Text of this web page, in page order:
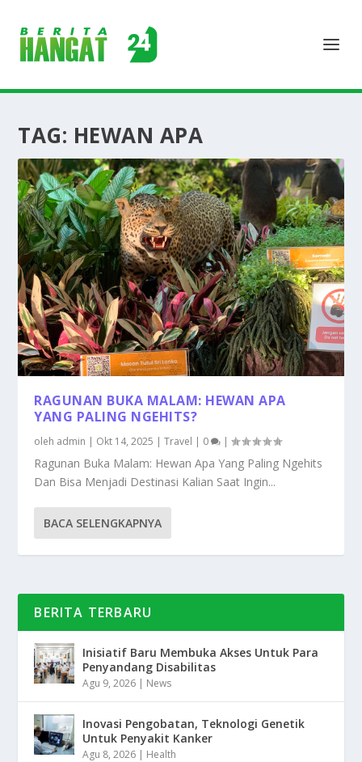
TAG: HEWAN APA
RAGUNAN BUKA MALAM: HEWAN APA
YANG PALING NGEHITS?
oleh admin | Okt 14, 2025 |Travel | 0 |
Ragunan Buka Malam: Hewan Apa Yang Paling Ngehits
Dan Bisa Menjadi Destinasi Kalian Saat Ingin...
BACA SELENGKAPNYA
BERITA TERBARU
Inisiatif Baru Membuka Akses Untuk Para
Penyandang Disabilitas
Agu 9, 2026 | News
Inovasi Pengobatan, Teknologi Genetik
Untuk Penyakit Kanker
Agu 8, 2026 | Health